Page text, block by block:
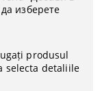
изберете
produsul
selecta detaliile